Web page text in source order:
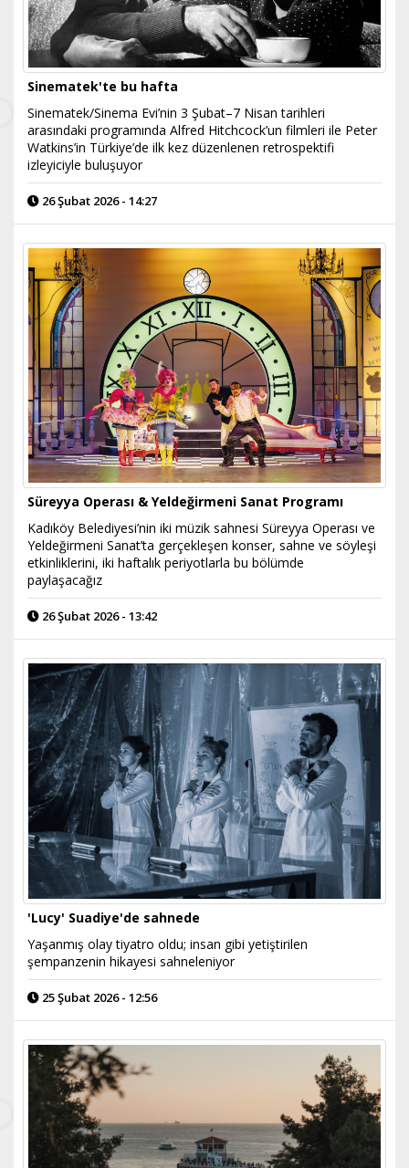
Sinematek'te bu hafta
Sinematek/Sinema Evi’nin 3 Şubat–7 Nisan tarihleri
arasındaki programında Alfred Hitchcock’un filmleri ile Peter
Watkins’in Türkiye’de ilk kez düzenlenen retrospektifi
izleyiciyle buluşuyor
26 Şubat 2026 - 14:27
Süreyya Operası & Yeldeğirmeni Sanat Programı
Kadıköy Belediyesi’nin iki müzik sahnesi Süreyya Operası ve
Yeldeğirmeni Sanat’ta gerçekleşen konser, sahne ve söyleşi
etkinliklerini, iki haftalık periyotlarla bu bölümde
paylaşacağız
26 Şubat 2026 - 13:42
'Lucy' Suadiye'de sahnede
Yaşanmış olay tiyatro oldu; insan gibi yetiştirilen
şempanzenin hikayesi sahneleniyor
25 Şubat 2026 - 12:56